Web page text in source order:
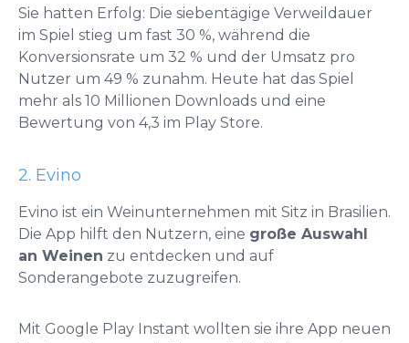
Sie hatten Erfolg: Die siebentägige Verweildauer
im Spiel stieg um fast 30 %, während die
Konversionsrate um 32 % und der Umsatz pro
Nutzer um 49 % zunahm. Heute hat das Spiel
mehr als 10 Millionen Downloads und eine
Bewertung von 4,3 im Play Store.
2. Evino
Evino ist ein Weinunternehmen mit Sitz in Brasilien.
Die App hilft den Nutzern, eine große Auswahl
an Weinen zu entdecken und auf
Sonderangebote zuzugreifen.
Mit Google Play Instant wollten sie ihre App neuen